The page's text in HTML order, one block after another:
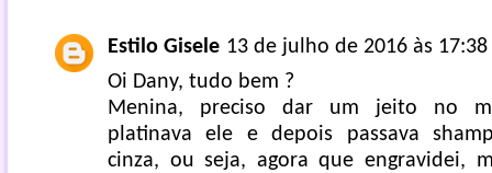
Estilo Gisele 13 de julho de 2016 às 17:38
Oi Dany, tudo bem ?
Menina, preciso dar um jeito no
platinava ele e depois passava
cinza, ou seja, agora que engravidei,